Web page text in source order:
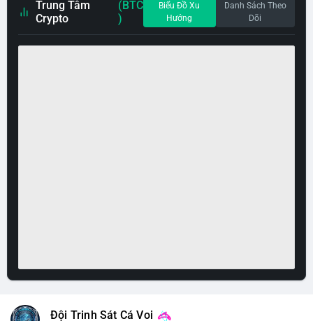
Trung Tâm
Crypto
(BTC
)
Biểu Đồ Xu
Hướng
Danh Sách Theo
Dõi
Đội Trinh Sát Cá Voi